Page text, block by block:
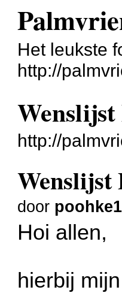
Het leukste
http://
Wenslijst
http://
Wenslijst
door poohke1
Hoi allen,
hierbij